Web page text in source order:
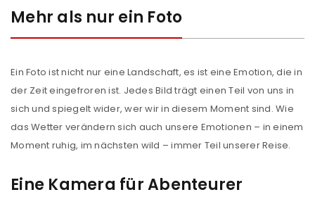
Mehr als nur ein Foto
Ein Foto ist nicht nur eine Landschaft, es ist eine Emotion, die in
der Zeit eingefroren ist. Jedes Bild trägt einen Teil von uns in
sich und spiegelt wider, wer wir in diesem Moment sind. Wie
das Wetter verändern sich auch unsere Emotionen – in einem
Moment ruhig, im nächsten wild – immer Teil unserer Reise.
Eine Kamera für Abenteurer